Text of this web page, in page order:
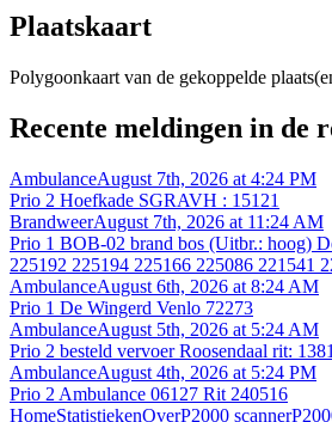
Plaatskaart
Polygoonkaart van de gekoppelde
Recente meldingen in de
AmbulanceAugust 7th, 2026 at 4:24 PM
Prio 2 Hoefkade SGRAVH : 15121
BrandweerAugust 7th, 2026 at 11:24 AM
Prio 1 BOB-02 brand bos (Uitbr.: hoog)
225192 225194 225166 225086 221541
AmbulanceAugust 6th, 2026 at 8:24 AM
Prio 1 De Wingerd Venlo 72273
AmbulanceAugust 5th, 2026 at 5:24 AM
Prio 2 besteld vervoer Roosendaal rit:
AmbulanceAugust 4th, 2026 at 5:24 PM
Prio 2 Ambulance 06127 Rit 240516
HomeStatistiekenOverP2000 scanner